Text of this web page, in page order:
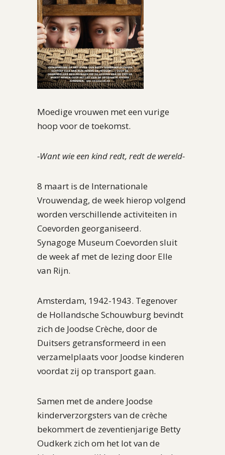
Moedige vrouwen met een vurige
hoop voor de toekomst.
-Want wie een kind redt, redt de wereld-
8 maart is de Internationale
Vrouwendag, de week hierop volgend
worden verschillende activiteiten in
Coevorden georganiseerd.
Synagoge Museum Coevorden sluit
de week af met de lezing door Elle
van Rijn.
Amsterdam, 1942-1943. Tegenover
de Hollandsche Schouwburg bevindt
zich de Joodse Crèche, door de
Duitsers getransformeerd in een
verzamelplaats voor Joodse kinderen
voordat zij op transport gaan.
Samen met de andere Joodse
kinderverzorgsters van de crèche
bekommert de zeventienjarige Betty
Oudkerk zich om het lot van de